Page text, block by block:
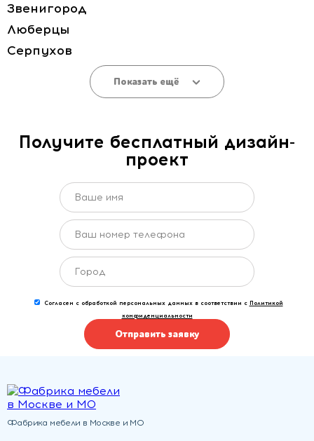
Звенигород
Люберцы
Серпухов
Показать ещё
Получите бесплатный дизайн-
проект
Согласен с обработкой персональных данных в соответствии с Политикой
конфиденциальности
Отправить заявку
Фабрика мебели в Москве и МО